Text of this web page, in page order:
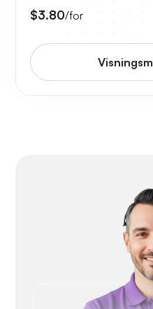
$3.80/for